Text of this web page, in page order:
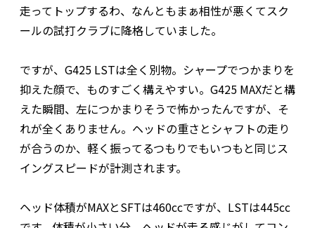
走ってトップするわ、なんともまぁ相性が悪くてスク
ールの試打クラブに降格していました。
ですが、G425 LSTは全く別物。シャープでつかまりを
抑えた顔で、ものすごく構えやすい。G425 MAXだと構
えた瞬間、左につかまりそうで怖かったんですが、そ
れが全くありません。ヘッドの重さとシャフトの走り
が合うのか、軽く振ってるつもりでもいつもと同じス
イングスピードが計測されます。
ヘッド体積がMAXとSFTは460ccですが、LSTは445cc